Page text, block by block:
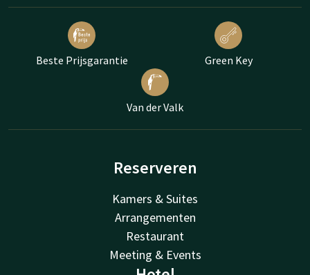
Beste Prijsgarantie Green Key
Van der Valk
Reserveren
Kamers & Suites
Arrangementen
Restaurant
Meeting & Events